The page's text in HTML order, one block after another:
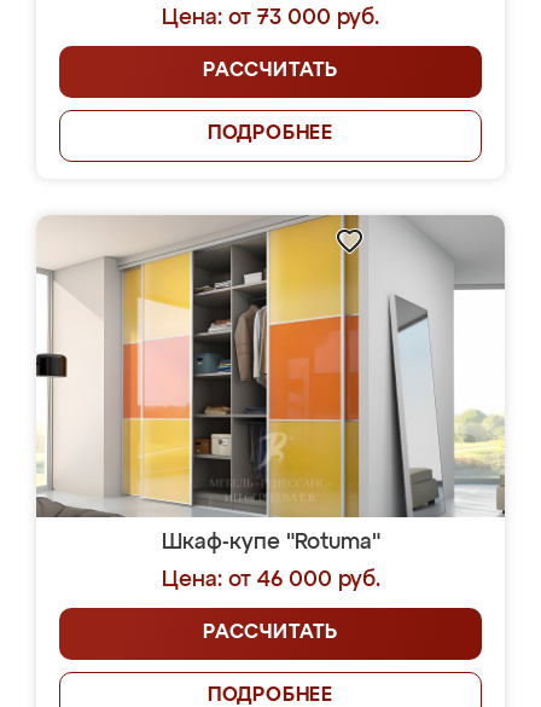
Цена: от 73 000 руб.
РАССЧИТАТЬ
ПОДРОБНЕЕ
Шкаф-купе "Rotuma"
Цена: от 46 000 руб.
РАССЧИТАТЬ
ПОДРОБНЕЕ